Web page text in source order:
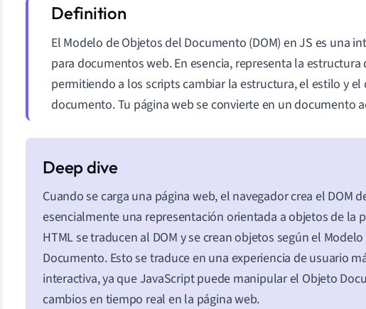
El Modelo de Objetos del Documento (DOM) en JS es una
para documentos web. En esencia, representa la estructura
permitiendo a los scripts cambiar la estructura, el estilo y
documento. Tu página web se convierte en un documento
Cuando se carga una página web, el navegador crea el DOM
esencialmente una representación orientada a objetos de la
HTML se traducen al DOM y se crean objetos según el
Documento. Esto se traduce en una experiencia de usuario
interactiva, ya que JavaScript puede manipular el Objeto
cambios en tiempo real en la página web.